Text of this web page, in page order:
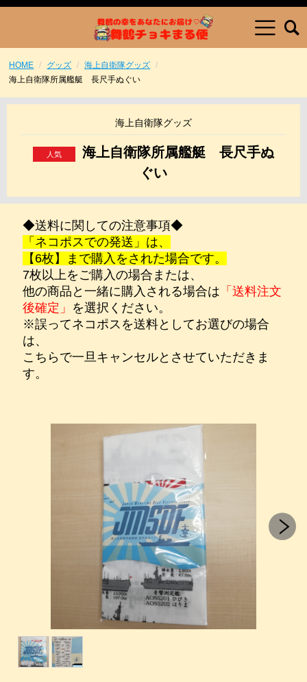
HOME グッズ
海上自衛隊グッズ
海上自衛隊所属艦艇 長尺手ぬぐい
海上自衛隊グッズ
海上自衛隊所属艦艇 長尺手ぬ
ぐい
◆送料に関しての注意事項◆
「ネコポスでの発送」は、
【6枚】まで購入をされた場合です。
7枚以上をご購入の場合または、
他の商品と一緒に購入される場合は 「送料注文
後確定」 を選択ください。
※誤ってネコポスを送料としてお選びの場合
は、
こちらで一旦キャンセルとさせていただきま
す。